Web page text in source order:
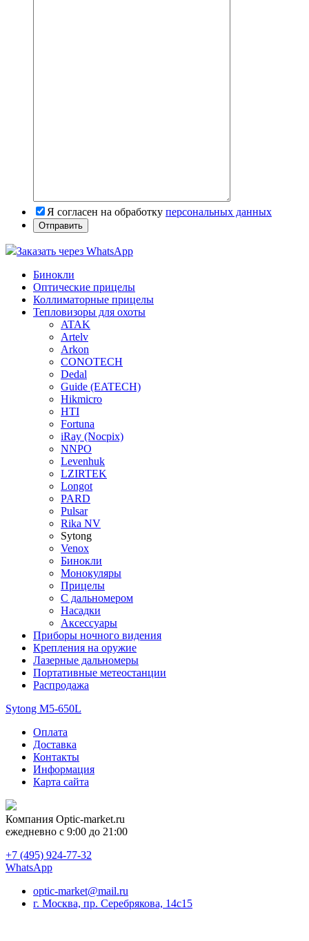
Я согласен на обработку персональных данных
Заказать через WhatsApp
Бинокли
Оптические прицелы
Коллиматорные прицелы
Тепловизоры для охоты
ATAK
Artelv
Arkon
CONOTECH
Dedal
Guide (EATECH)
Hikmicro
HTI
Fortuna
iRay (Nocpix)
NNPO
Levenhuk
LZIRTEK
Longot
PARD
Pulsar
Rika NV
Sytong
Venox
Бинокли
Монокуляры
Прицелы
С дальномером
Насадки
Аксессуары
Приборы ночного видения
Крепления на оружие
Лазерные дальномеры
Портативные метеостанции
Распродажа
Sytong M5-650L
Оплата
Доставка
Контакты
Информация
Карта сайта
Компания Optic-market.ru
ежедневно с 9:00 до 21:00
+7 (495) 924-77-32
WhatsApp
optic-market@mail.ru
г. Москва, пр. Серебрякова, 14с15